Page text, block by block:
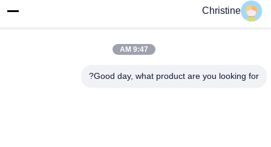
تلفن
86--13003381217
Christine
9:47 AM
Good day, what product are you looking for?